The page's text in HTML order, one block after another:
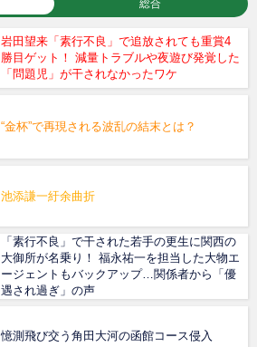
総合
岩田望来「素行不良」で追放されても重賞4
勝目ゲット！ 減量トラブルや夜遊び発覚した
「問題児」が干されなかったワケ
“金杯”で再現される波乱の結末とは？
池添謙一紆余曲折
「素行不良」で干された若手の更生に関西の
大御所が名乗り！ 福永祐一を担当した大物エ
ージェントもバックアップ…関係者から「優
遇され過ぎ」の声
憶測飛び交う角田大河の函館コース侵入